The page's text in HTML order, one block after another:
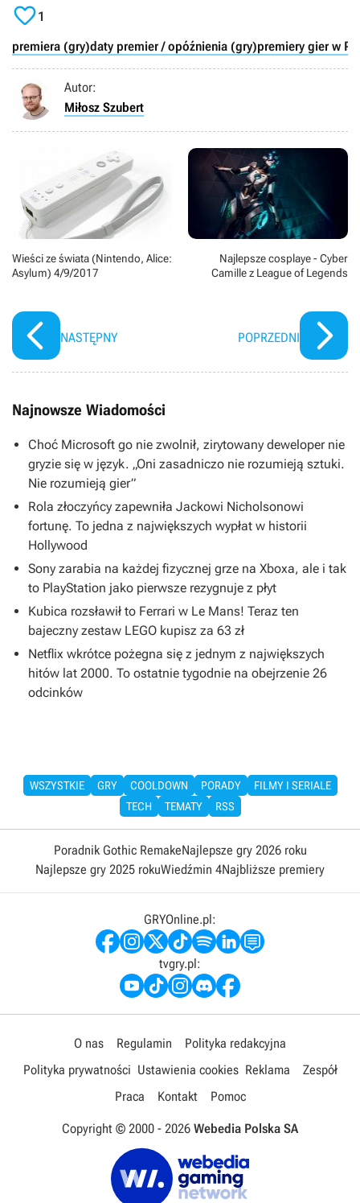
1
premiera (gry)daty premier / opóźnienia (gry)premiery gier w
Autor:
Miłosz Szubert
Wieści ze świata (Nintendo, Alice:
Asylum) 4/9/2017
NASTĘPNY
Najlepsze cosplaye - Cyber
Camille z League of Legends
POPRZEDNI
Najnowsze Wiadomości
Choć Microsoft go nie zwolnił, zirytowany deweloper nie
gryzie się w język. „Oni zasadniczo nie rozumieją sztuki.
Nie rozumieją gier”
Rola złoczyńcy zapewniła Jackowi Nicholsonowi
fortunę. To jedna z największych wypłat w historii
Hollywood
Sony zarabia na każdej fizycznej grze na Xboxa, ale i tak
to PlayStation jako pierwsze rezygnuje z płyt
Kubica rozsławił to Ferrari w Le Mans! Teraz ten
bajeczny zestaw LEGO kupisz za 63 zł
Netflix wkrótce pożegna się z jednym z największych
hitów lat 2000. To ostatnie tygodnie na obejrzenie 26
odcinków
WSZYSTKIE GRY COOLDOWN PORADY
FILMY I SERIALE
TECH
TEMATY RSS
Poradnik Gothic RemakeNajlepsze gry 2026 roku
Najlepsze gry 2025 rokuWiedźmin 4Najbliższe premiery
GRYOnline.pl:
tvgry.pl:
O nas Regulamin
Polityka redakcyjna
Polityka prywatności Ustawienia cookies Reklama
Zespół
Praca
Kontakt Pomoc
Copyright © 2000 - 2026 Webedia Polska SA